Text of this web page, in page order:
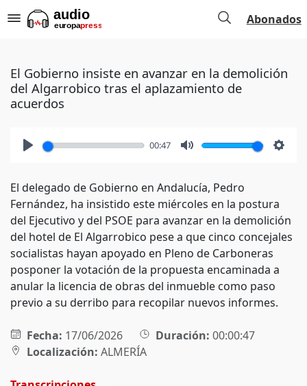
Abonados
El Gobierno insiste en avanzar en la demolición
del Algarrobico tras el aplazamiento de
acuerdos
00:47
El delegado de Gobierno en Andalucía, Pedro
Fernández, ha insistido este miércoles en la postura
del Ejecutivo y del PSOE para avanzar en la demolición
del hotel de El Algarrobico pese a que cinco concejales
socialistas hayan apoyado en Pleno de Carboneras
posponer la votación de la propuesta encaminada a
anular la licencia de obras del inmueble como paso
previo a su derribo para recopilar nuevos informes.
Fecha: 17/06/2026 Duración: 00:00:47
Localización: ALMERÍA